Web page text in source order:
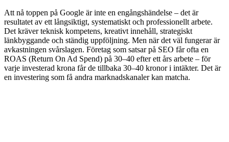
Att nå toppen på Google är inte en engångshändelse – det är
resultatet av ett långsiktigt, systematiskt och professionellt arbete.
Det kräver teknisk kompetens, kreativt innehåll, strategiskt
länkbyggande och ständig uppföljning. Men när det väl fungerar är
avkastningen svårslagen. Företag som satsar på SEO får ofta en
ROAS (Return On Ad Spend) på 30–40 efter ett års arbete – för
varje investerad krona får de tillbaka 30–40 kronor i intäkter. Det är
en investering som få andra marknadskanaler kan matcha.